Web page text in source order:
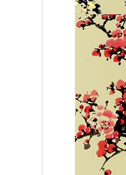
GĂNG TAY CÁCH ĐIỆN 35 KV
PHÁP
liên hệ theo số : 0969580896
So sánh